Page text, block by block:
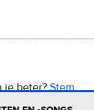
ie beter?Stem
15.